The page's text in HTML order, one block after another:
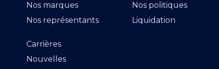
Nos marques
Nos représentants
Nos politiques
Liquidation
Carrières
Nouvelles